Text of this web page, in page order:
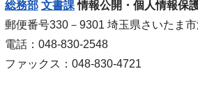
総務部 文書課情報公開・個人情報保
郵便番号330－9301 埼玉県さいたま
電話：048-830-2548
ファックス：048-830-4721